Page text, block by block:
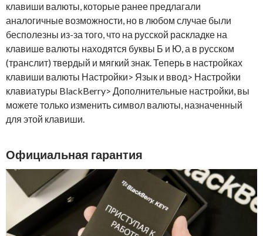
клавиши валюты, которые ранее предлагали
аналогичные возможности, но в любом случае были
бесполезны из-за того, что на русской раскладке на
клавише валюты находятся буквы Б и Ю, а в русском
(транслит) твердый и мягкий знак. Теперь в настройках
клавиши валюты Настройки> Язык и ввод> Настройки
клавиатуры BlackBerry> Дополнительные настройки, вы
можете только изменить символ валюты, назначенный
для этой клавиши.
Официальная гарантия